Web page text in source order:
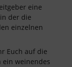
eine
der die
einzelnen
Euch auf die
ein weinendes